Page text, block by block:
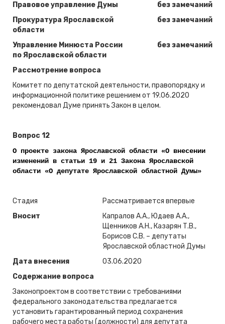
Правовое управление Думы
без замечаний
Прокуратура Ярославской
области
без замечаний
Управление Минюста России
по Ярославской области
без замечаний
Рассмотрение вопроса
Комитет по депутатской деятельности, правопорядку и
информационной политике решением от 19.06.2020
рекомендовал Думе принять Закон в целом.
Вопрос 12
О проекте закона Ярославской области «О внесении
изменений в статьи 19 и 21 Закона Ярославской
области «О депутате Ярославской областной Думы»
Стадия
Рассматривается впервые
Вносит
Капралов А.А., Юдаев А.А.,
Щенников А.Н., Казарян Т.В.,
Борисов С.В. – депутаты
Ярославской областной Думы
Дата внесения
03.06.2020
Содержание вопроса
Законопроектом в соответствии с требованиями
федерального законодательства предлагается
установить гарантированный период сохранения
рабочего места работы (должности) для депутата